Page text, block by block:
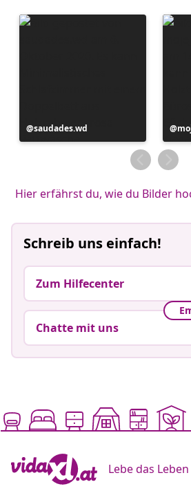
Beitrag
veröffentlicht
saudades.wd
von
Hier erfährst du, wie du Bilder
Schreib uns einfach!
Zum Hilfecenter
Chatte mit uns
Lebe das